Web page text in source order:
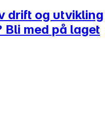
drift og utvikling
med på laget